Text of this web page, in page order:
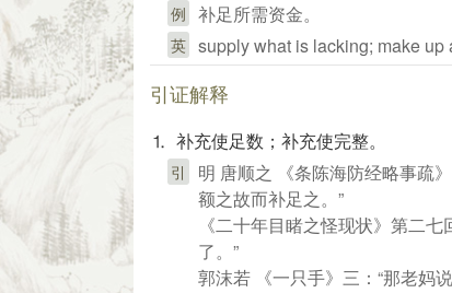
例 补足所需资金。
英 supply what is lacking; make up
引证解释
⒈ 补充使足数；补充使完整。
引
明 唐顺之 《条陈海防经略事疏
额之故而补足之。”
《二十年目睹之怪现状》第二
了。”
郭沫若 《一只手》三：“那老妈